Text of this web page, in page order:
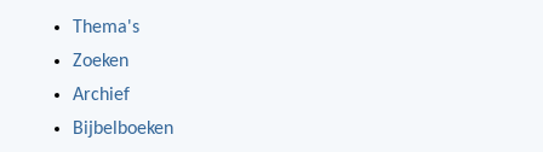
Thema's
Zoeken
Archief
Bijbelboeken